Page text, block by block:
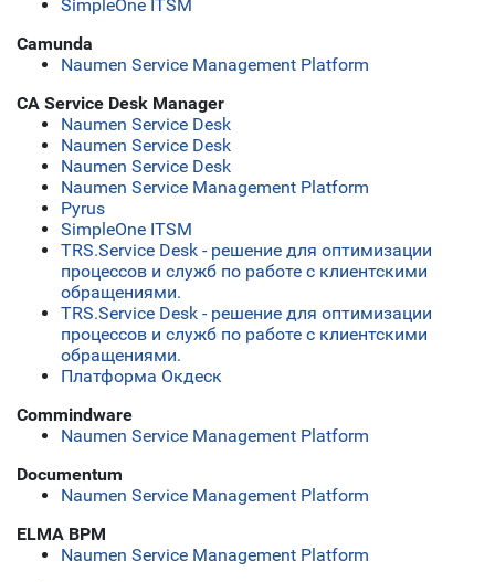
SimpleOne ITSM
Camunda
Naumen Service Management Platform
CA Service Desk Manager
Naumen Service Desk
Naumen Service Desk
Naumen Service Desk
Naumen Service Management Platform
Pyrus
SimpleOne ITSM
TRS.Service Desk - решение для оптимизации
процессов и служб по работе с клиентскими
обращениями.
TRS.Service Desk - решение для оптимизации
процессов и служб по работе с клиентскими
обращениями.
Платформа Окдеск
Commindware
Naumen Service Management Platform
Documentum
Naumen Service Management Platform
ELMA BPM
Naumen Service Management Platform